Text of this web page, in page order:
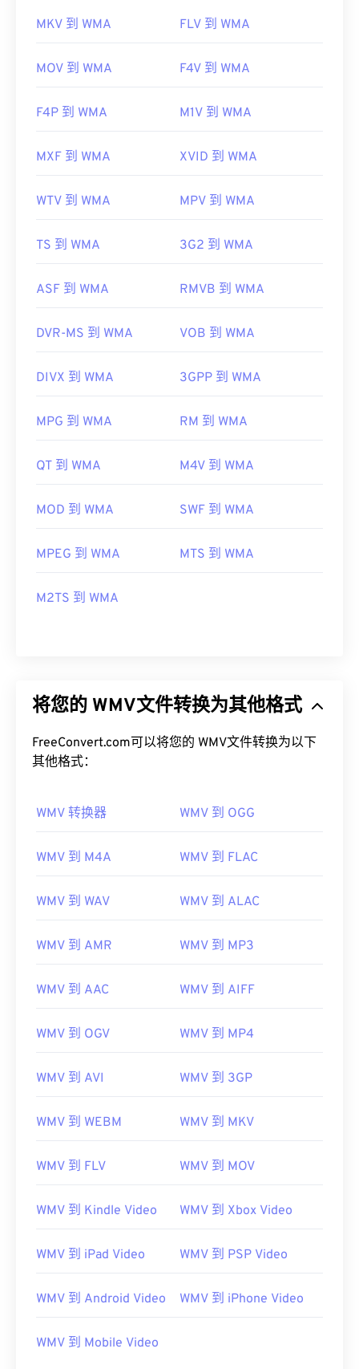
MKV 到 WMA FLV 到 WMA
MOV 到 WMA F4V 到 WMA
F4P 到 WMA M1V 到 WMA
MXF 到 WMA XVID 到 WMA
WTV 到 WMA MPV 到 WMA
TS 到 WMA 3G2 到 WMA
ASF 到 WMA RMVB 到 WMA
DVR-MS 到 WMA VOB 到 WMA
DIVX 到 WMA 3GPP 到 WMA
MPG 到 WMA RM 到 WMA
QT 到 WMA M4V 到 WMA
MOD 到 WMA SWF 到 WMA
MPEG 到 WMA MTS 到 WMA
M2TS 到 WMA
将您的 WMV文件转换为其他格式
FreeConvert.com可以将您的 WMV文件转换为以下
其他格式：
WMV 转换器 WMV 到 OGG
WMV 到 M4A WMV 到 FLAC
WMV 到 WAV WMV 到 ALAC
WMV 到 AMR WMV 到 MP3
WMV 到 AAC WMV 到 AIFF
WMV 到 OGV WMV 到 MP4
WMV 到 AVI WMV 到 3GP
WMV 到 WEBM WMV 到 MKV
WMV 到 FLV WMV 到 MOV
WMV 到 Kindle Video WMV 到 Xbox Video
WMV 到 iPad Video WMV 到 PSP Video
WMV 到 Android Video WMV 到 iPhone Video
WMV 到 Mobile Video